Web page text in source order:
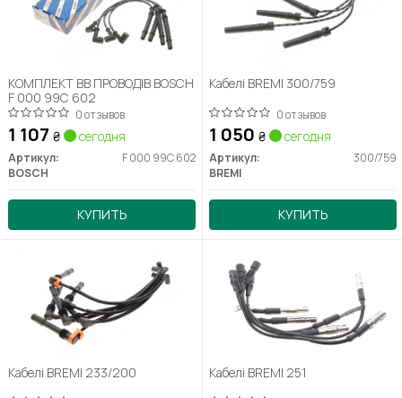
КОМПЛЕКТ ВВ ПРОВОДІВ BOSCH
F 000 99C 602
0 отзывов
1 107 ₴ сегодня
Артикул:
F 000 99C 602
BOSCH
КУПИТЬ
Кабелі BREMI 300/759
0 отзывов
1 050 ₴ сегодня
Артикул:
300/759
BREMI
КУПИТЬ
Кабелі BREMI 233/200 Кабелі BREMI 251